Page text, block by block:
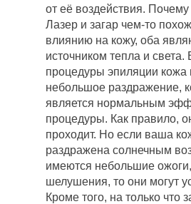
от её воздействия.
Лазер и загар чем-то
влиянию на кожу, оба
источником тепла и света.
процедуры эпиляции кожа
небольшое раздражение,
является нормальным
процедуры. Как правило,
проходит. Но если ваша
раздражена солнечным
имеются небольшие
шелушения, то они могут
Кроме того, на только что